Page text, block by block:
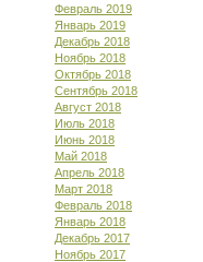
Февраль 2019
Январь 2019
Декабрь 2018
Ноябрь 2018
Октябрь 2018
Сентябрь 2018
Август 2018
Июль 2018
Июнь 2018
Май 2018
Апрель 2018
Март 2018
Февраль 2018
Январь 2018
Декабрь 2017
Ноябрь 2017